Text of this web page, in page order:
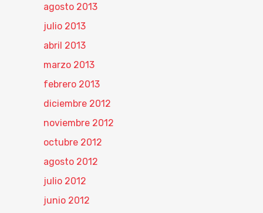
agosto 2013
julio 2013
abril 2013
marzo 2013
febrero 2013
diciembre 2012
noviembre 2012
octubre 2012
agosto 2012
julio 2012
junio 2012